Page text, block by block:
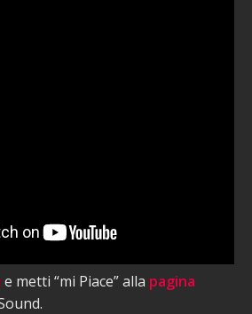
e metti “mi Piace” alla pagina